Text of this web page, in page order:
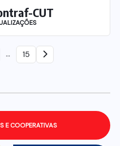
CUT
… 15
E COOPERATIVAS